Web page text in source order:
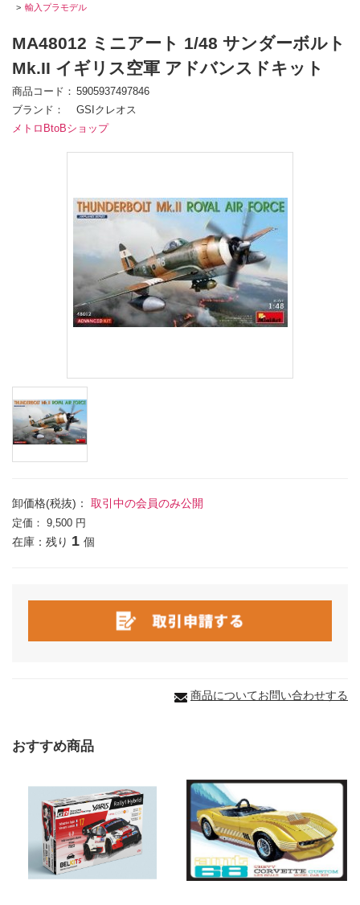
輸入プラモデル
MA48012 ミニアート 1/48 サンダーボルト
Mk.II イギリス空軍 アドバンスドキット
商品コード
5905937497846
ブランド
GSIクレオス
メトロBtoBショップ
卸価格(税抜)： 取引中の会員のみ公開
定価： 9,500 円
在庫：残り 1 個
商品についてお問い合わせする
おすすめ商品